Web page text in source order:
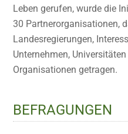
Leben gerufen, wurde die
30 Partnerorganisationen,
Landesregierungen,
Unternehmen,
Organisationen getragen.
BEFRAGUNGEN